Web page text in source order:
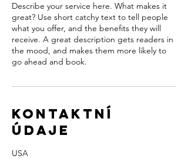
Describe your service here. What makes it
great? Use short catchy text to tell people
what you offer, and the benefits they will
receive. A great description gets readers in
the mood, and makes them more likely to
go ahead and book.
Kontaktní
údaje
USA